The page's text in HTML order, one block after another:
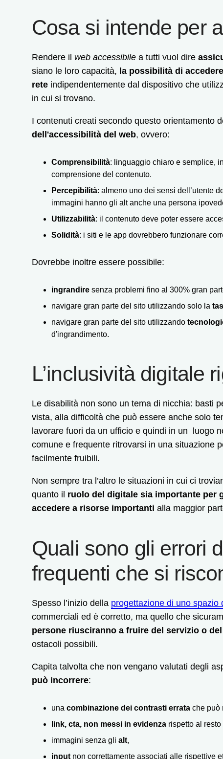
Cosa si intende per
Rendere il web accessibile a tutti vuol dire
siano le loro capacità, la possibilità di
rete indipendentemente dal dispositivo che
in cui si trovano.
I contenuti creati secondo questo orientamento
dell'accessibilità del web, ovvero:
Comprensibilità: linguaggio chiaro e semplice,
comprensione del contenuto.
Percepibilità: almeno uno dei sensi dell’utente
immagini hanno gli alt anche una persona
Utilizzabilità: il contenuto deve poter essere
Solidità: i siti e le app dovrebbero funzionare
Dovrebbe inoltre essere possibile:
ingrandire senza problemi fino al 300% gran
navigare gran parte del sito utilizzando solo la
navigare gran parte del sito utilizzando
d'ingrandimento.
L’inclusività digitale
Le disabilità non sono un tema di nicchia: basti
vista, alla difficoltà che può essere anche solo
lavorare fuori da un ufficio e quindi in un luogo
comune e frequente ritrovarsi in una situazione
facilmente fruibili.
Non sempre tra l’altro le situazioni in cui ci
quanto il ruolo del digitale sia importante per
accedere a risorse importanti alla maggior
Quali sono gli errori
frequenti che si
Spesso l’inizio della progettazione di uno spazio
commerciali ed è corretto, ma quello che
persone riusciranno a fruire del servizio o
ostacoli possibili.
Capita talvolta che non vengano valutati degli
può incorrere:
una combinazione dei contrasti errata che può
link, cta, non messi in evidenza rispetto al resto
immagini senza gli alt,
input non correttamente associati alle rispettive